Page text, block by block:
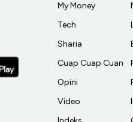
My Money
Tech
Sharia
Cuap Cuap Cuan
Opini
Video